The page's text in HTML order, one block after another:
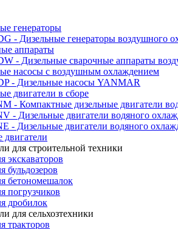
генераторы
- Дизельные генераторы воздушного
аппараты
- Дизельные сварочные аппараты
насосы с воздушным охлаждением
- Дизельные насосы YANMAR
двигатели в сборе
- Компактные дизельные двигатели
- Дизельные двигатели водяного
- Дизельные двигатели водяного
для строительной техники
экскаваторов
бульдозеров
бетономешалок
погрузчиков
дробилок
для сельхозтехники
тракторов